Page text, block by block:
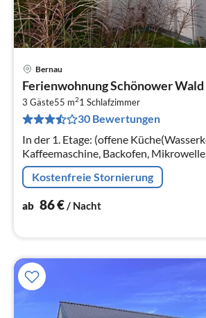
Bernau
Ferienwohnung Schönower Wald
3 Gäste55 m21 Schlafzimmer
30 Bewertungen
In der 1. Etage: (offene
Kaffeemaschine, Backofen,
Kühl-/Gefrierkombination),
Wohn/Esszimmer(TV(Satellit),
Kostenfreie Stornierung
ab 86€/ Nacht